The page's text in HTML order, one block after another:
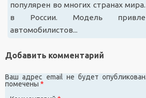
популярен во многих странах
в России. Модель
автомобилистов...
Добавить комментарий
Ваш адрес email не будет опубликован.
помечены *